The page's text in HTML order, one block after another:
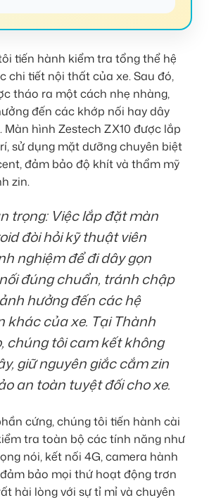
tiến hành kiểm tra tổng thể hệ
chi tiết nội thất của xe. Sau đó,
tháo ra một cách nhẹ nhàng,
đến các khớp nối hay dây
Màn hình Zestech ZX10 được lắp
sử dụng mặt dưỡng chuyên biệt
đảm bảo độ khít và thẩm mỹ
zin.
trọng: Việc lắp đặt màn
đòi hỏi kỹ thuật viên
nghiệm để đi dây gọn
đúng chuẩn, tránh chập
hưởng đến các hệ
khác của xe. Tại Thành
chúng tôi cam kết không
giữ nguyên giắc cắm zin
an toàn tuyệt đối cho xe.
cứng, chúng tôi tiến hành cài
tra toàn bộ các tính năng như
nói, kết nối 4G, camera hành
bảo mọi thứ hoạt động trơn
hài lòng với sự tỉ mỉ và chuyên